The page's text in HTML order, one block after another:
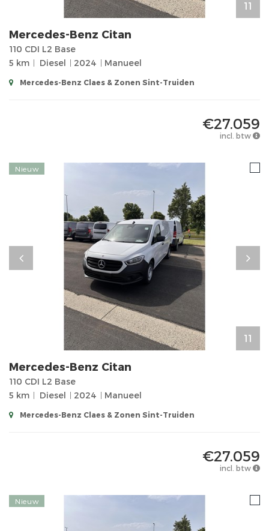
11
Mercedes-Benz Citan
110 CDI L2 Base
5 km
Diesel 2024 Manueel
Mercedes-Benz Claes & Zonen Sint-Truiden
€27.059
incl. btw
11
Nieuw
Mercedes-Benz Citan
110 CDI L2 Base
5 km
Diesel 2024 Manueel
Mercedes-Benz Claes & Zonen Sint-Truiden
€27.059
incl. btw
Nieuw